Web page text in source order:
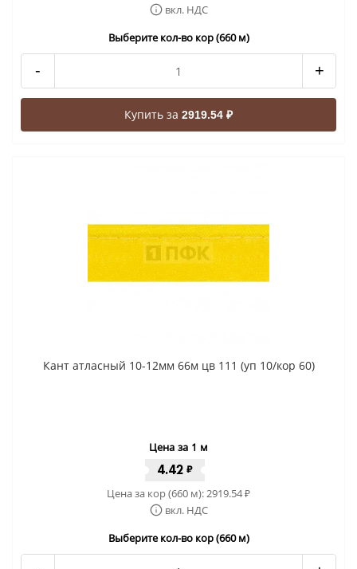
вкл. НДС
Выберите кол-во кор (660 м)
- +
Купить за 2919.54 ₽
Кант атласный 10-12мм 66м цв 111 (уп 10/кор 60)
Цена за 1 м
4.42 ₽
Цена за кор (660 м):2919.54₽
вкл. НДС
Выберите кол-во кор (660 м)